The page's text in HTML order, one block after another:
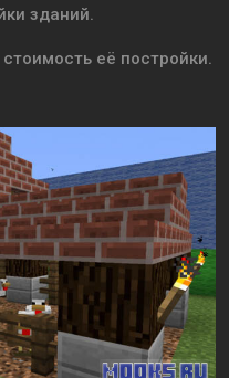
зданий.
её постройки.